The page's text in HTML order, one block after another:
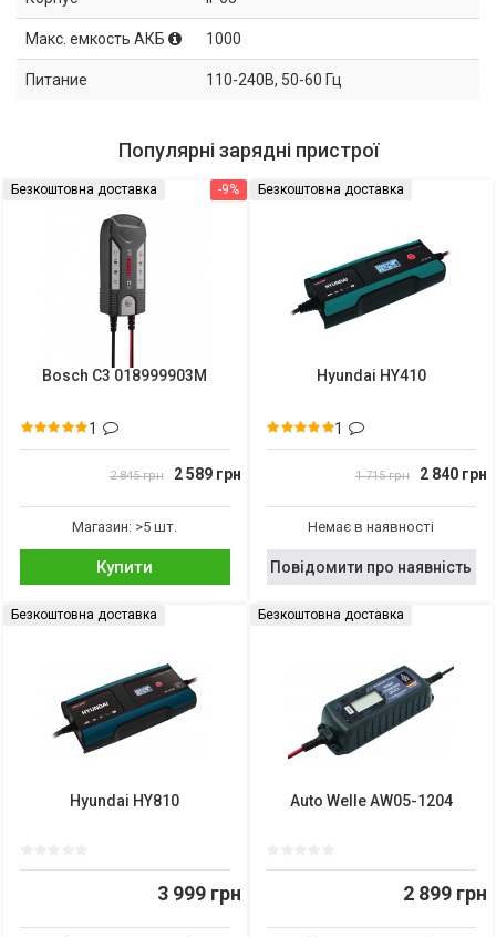
Макс. емкость АКБ 1000
Питание 110-240В, 50-60 Гц
Популярні зарядні пристрої
-9%
Безкоштовна доставка
Bosch C3 018999903M
1
2 845 грн 2 589 грн
Магазин: >5 шт.
Купити
Безкоштовна доставка
Hyundai HY410
1
1 715 грн 2 840 грн
Немає в наявності
Повідомити про наявність
Безкоштовна доставка
Hyundai HY810
3 999 грн
Безкоштовна доставка
Auto Welle AW05-1204
2 899 грн